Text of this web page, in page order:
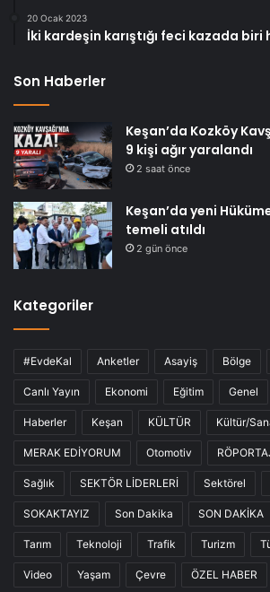
20 Ocak 2023
İki kardeşin karıştığı feci kazada biri
Son Haberler
Keşan’da Kozköy
9 kişi ağır yaralandı
2 saat önce
Keşan’da yeni
temeli atıldı
2 gün önce
Kategoriler
#EvdeKal Anketler Asayiş Bölge
Canlı Yayın Ekonomi Eğitim Genel
Haberler Keşan KÜLTÜR Kültür/
MERAK EDİYORUM Otomotiv
Sağlık SEKTÖR LİDERLERİ Sektörel
SOKAKTAYIZ Son Dakika SON DAKİKA
Tarım Teknoloji Trafik Turizm
Video Yaşam Çevre ÖZEL HABER